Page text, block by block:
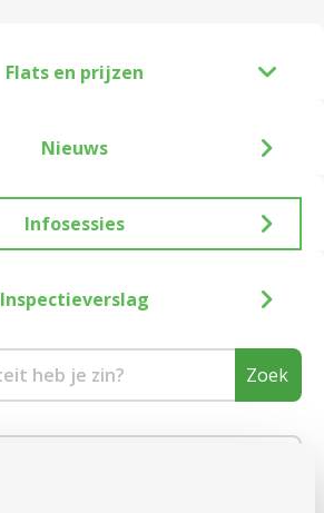
Flats en prijzen
Nieuws
Infosessies
Zoek
Inspectieverslag